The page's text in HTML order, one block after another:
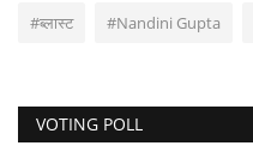
#ब्लास्ट #Nandini Gupta
VOTING POLL